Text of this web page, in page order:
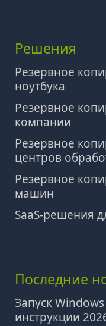
Решения
Резервное
ноутбука
Резервное
компании
Резервное
центров
Резервное
машин
SaaS-решения
Последние
Запуск
инструкции